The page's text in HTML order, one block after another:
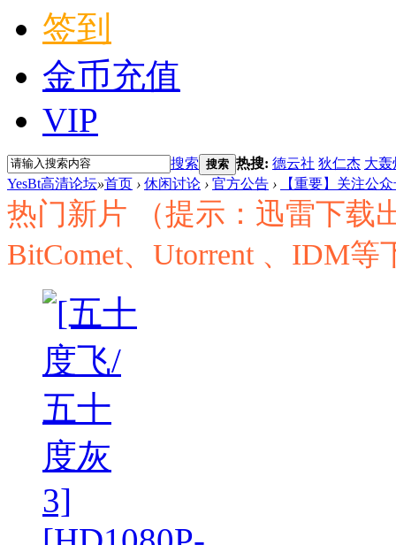
签到
金币充值
VIP
搜索 搜索 热搜: 德云社 狄仁杰 大轰
YesBt高清论坛»首页 › 休闲讨论 › 官方公告 › 【重要】关注公
热门新片 （提示：迅雷下载
BitComet、Utorrent 、IDM等